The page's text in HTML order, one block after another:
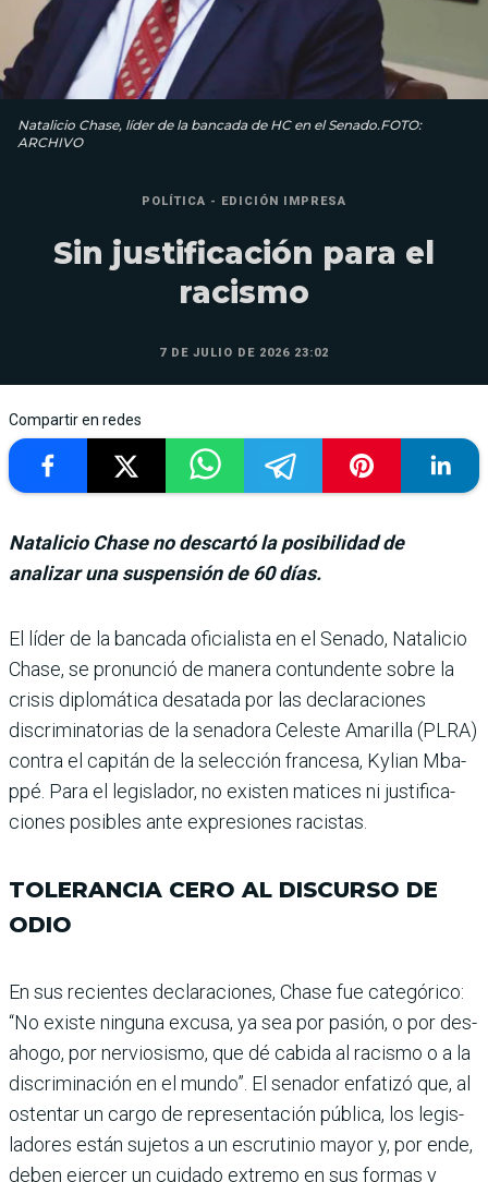
Natalicio Chase, líder de la bancada de HC en el Senado.FOTO:
ARCHIVO
POLÍTICA - EDICIÓN IMPRESA
Sin justificación para el
racismo
7 DE JULIO DE 2026 23:02
Compartir en redes
Natalicio Chase no descartó la posibilidad de
analizar una suspensión de 60 días.
El líder de la bancada ofi­cialista en el Senado, Nata­licio
Chase, se pronunció de manera contundente sobre la
crisis diplomática desatada por las declaraciones
discri­minatorias de la senadora Celeste Amarilla (PLRA)
contra el capitán de la selec­ción francesa, Kylian Mba­
ppé. Para el legislador, no existen matices ni justifica­
ciones posibles ante expre­siones racistas.
TOLERANCIA CERO AL DISCURSO DE
ODIO
En sus recientes declaracio­nes, Chase fue categórico:
“No existe ninguna excusa, ya sea por pasión, o por des­
ahogo, por nerviosismo, que dé cabida al racismo o a la
dis­criminación en el mundo”. El senador enfatizó que, al
ostentar un cargo de repre­sentación pública, los legis­
ladores están sujetos a un escrutinio mayor y, por ende,
deben ejercer un cui­dado extremo en sus formas y